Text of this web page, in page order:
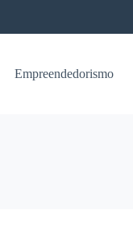
Empreendedorismo